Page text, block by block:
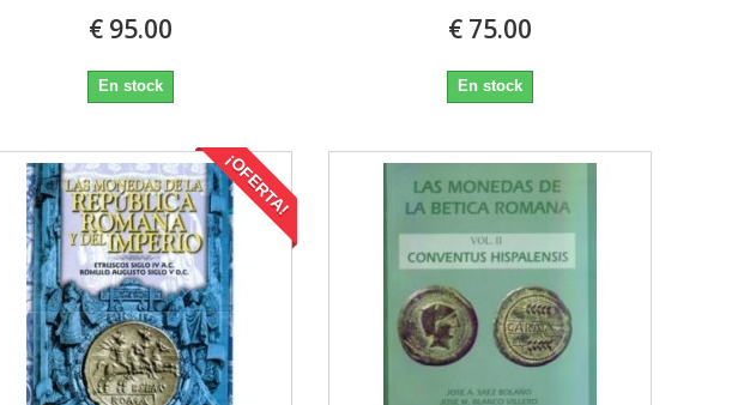
€ 95.00
En stock
€ 75.00
En stock
¡OFERTA!